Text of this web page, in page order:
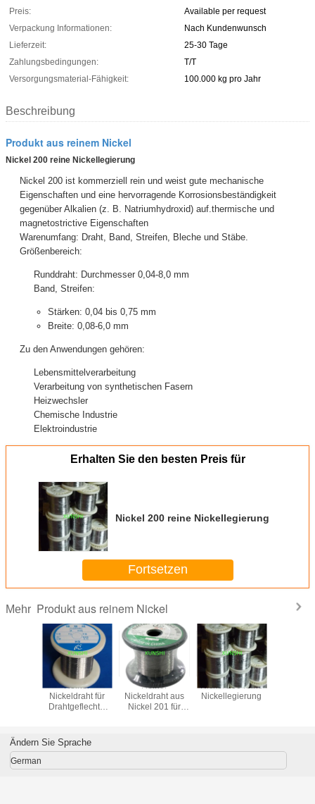
Preis:
Available per request
Verpackung Informationen:
Nach Kundenwunsch
Lieferzeit:
25-30 Tage
Zahlungsbedingungen:
T/T
Versorgungsmaterial-Fähigkeit:
100.000 kg pro Jahr
Beschreibung
Produkt aus reinem Nickel
Nickel 200 reine Nickellegierung
Nickel 200 ist kommerziell rein und weist gute mechanische
Eigenschaften und eine hervorragende Korrosionsbeständigkeit
gegenüber Alkalien (z. B. Natriumhydroxid) auf.thermische und
magnetostrictive Eigenschaften
Warenumfang: Draht, Band, Streifen, Bleche und Stäbe.
Größenbereich:
Runddraht: Durchmesser 0,04-8,0 mm
Band, Streifen:
Stärken: 0,04 bis 0,75 mm
Breite: 0,08-6,0 mm
Zu den Anwendungen gehören:
Lebensmittelverarbeitung
Verarbeitung von synthetischen Fasern
Heizwechsler
Chemische Industrie
Elektroindustrie
Erhalten Sie den besten Preis für
Nickel 200 reine Nickellegierung
Fortsetzen
Mehr Produkt aus reinem Nickel
Reiner
Nickeldraht für
Drahtgeflechte
Reiner
Nickeldraht aus
Nickel 201 für
Nickel 200 reine
Nickellegierung
Ändern Sie Sprache
German